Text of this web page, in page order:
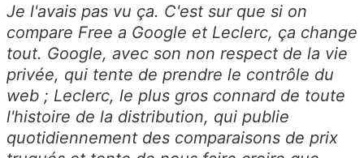
Je l'avais pas vu ça. C'est sur que si on
compare Free a Google et Leclerc, ça change
tout. Google, avec son non respect de la vie
privée, qui tente de prendre le contrôle du
web ; Leclerc, le plus gros connard de toute
l'histoire de la distribution, qui publie
quotidiennement des comparaisons de prix